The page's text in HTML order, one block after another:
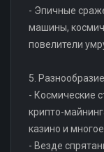
- Эпичные
машины,
повелители
5.
- Космические
крипто-
казино и многое
- Везде